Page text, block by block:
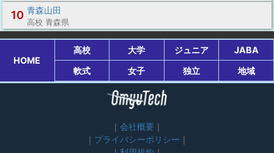
10 青森山田
高校 青森県
HOME
高校 大学 ジュニア
JABA
軟式
女子 独立 地域
会社概要
プライバシーポリシー